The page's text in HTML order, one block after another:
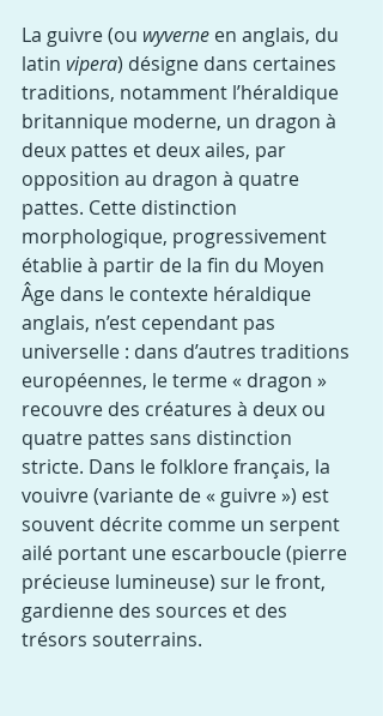
La guivre (ou wyverne en anglais, du
latin vipera) désigne dans certaines
traditions, notamment l’héraldique
britannique moderne, un dragon à
deux pattes et deux ailes, par
opposition au dragon à quatre
pattes. Cette distinction
morphologique, progressivement
établie à partir de la fin du Moyen
Âge dans le contexte héraldique
anglais, n’est cependant pas
universelle : dans d’autres traditions
européennes, le terme « dragon »
recouvre des créatures à deux ou
quatre pattes sans distinction
stricte. Dans le folklore français, la
vouivre (variante de « guivre ») est
souvent décrite comme un serpent
ailé portant une escarboucle (pierre
précieuse lumineuse) sur le front,
gardienne des sources et des
trésors souterrains.